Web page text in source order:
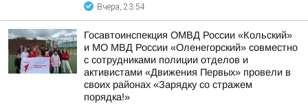
Вчера, 23:54
Госавтоинспекция ОМВД России «Кольский»
и МО МВД России «Оленегорский» совместно
с сотрудниками полиции отделов и
активистами «Движения Первых» провели в
своих районах «Зарядку со стражем
порядка!»